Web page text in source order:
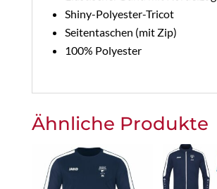
Shiny-Polyester-Tricot
Seitentaschen (mit Zip)
100% Polyester
Ähnliche Produkte